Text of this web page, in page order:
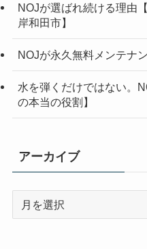
NOJが選ばれ続ける理由
岸和田市】
NOJが永久無料メンテナ
水を弾くだけではない。
の本当の役割】
アーカイブ